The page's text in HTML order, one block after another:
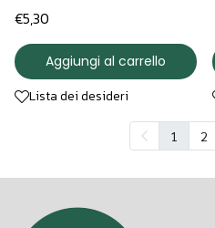
€5,30
Aggiungi al carrello
Lista dei desideri
1 2